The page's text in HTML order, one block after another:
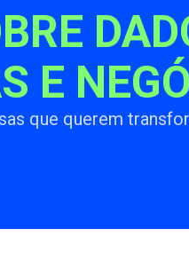
E
que querem